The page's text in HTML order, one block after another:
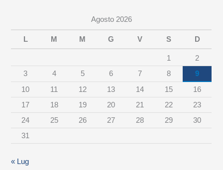
r
c
i
Agosto 2026
L M M G V S D
1
2
3
4 5 6 7 8
9
10
11 12 13 14 15
16
17
18 19 20 21 22
23
24
25 26 27 28 29
30
31
« Lug